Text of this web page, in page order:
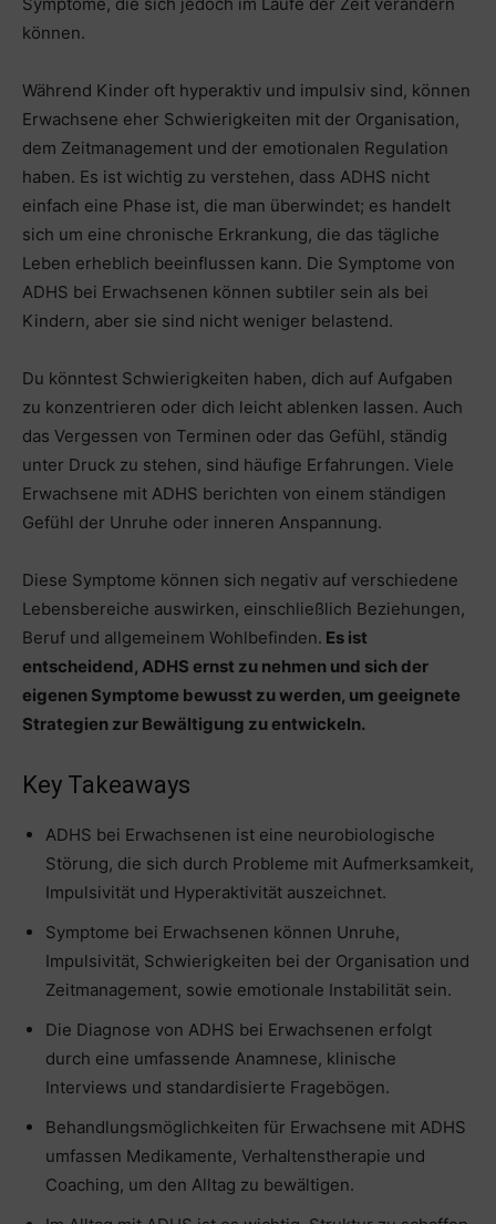
können.
Während Kinder oft hyperaktiv und impulsiv sind, können
Erwachsene eher Schwierigkeiten mit der Organisation,
dem Zeitmanagement und der emotionalen Regulation
haben. Es ist wichtig zu verstehen, dass ADHS nicht
einfach eine Phase ist, die man überwindet; es handelt
sich um eine chronische Erkrankung, die das tägliche
Leben erheblich beeinflussen kann. Die Symptome von
ADHS bei Erwachsenen können subtiler sein als bei
Kindern, aber sie sind nicht weniger belastend.
Du könntest Schwierigkeiten haben, dich auf Aufgaben
zu konzentrieren oder dich leicht ablenken lassen. Auch
das Vergessen von Terminen oder das Gefühl, ständig
unter Druck zu stehen, sind häufige Erfahrungen. Viele
Erwachsene mit ADHS berichten von einem ständigen
Gefühl der Unruhe oder inneren Anspannung.
Diese Symptome können sich negativ auf verschiedene
Lebensbereiche auswirken, einschließlich Beziehungen,
Beruf und allgemeinem Wohlbefinden. Es ist
entscheidend, ADHS ernst zu nehmen und sich der
eigenen Symptome bewusst zu werden, um geeignete
Strategien zur Bewältigung zu entwickeln.
Key Takeaways
ADHS bei Erwachsenen ist eine neurobiologische
Störung, die sich durch Probleme mit Aufmerksamkeit,
Impulsivität und Hyperaktivität auszeichnet.
Symptome bei Erwachsenen können Unruhe,
Impulsivität, Schwierigkeiten bei der Organisation und
Zeitmanagement, sowie emotionale Instabilität sein.
Die Diagnose von ADHS bei Erwachsenen erfolgt
durch eine umfassende Anamnese, klinische
Interviews und standardisierte Fragebögen.
Behandlungsmöglichkeiten für Erwachsene mit ADHS
umfassen Medikamente, Verhaltenstherapie und
Coaching, um den Alltag zu bewältigen.